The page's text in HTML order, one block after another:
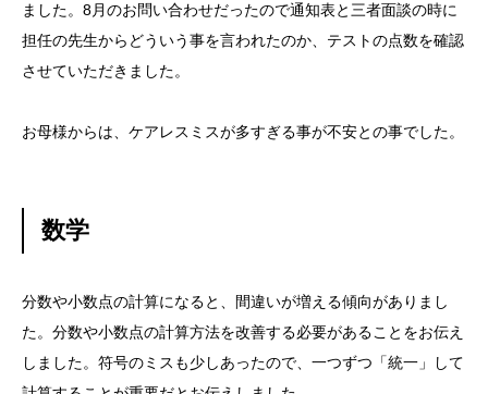
ました。8月のお問い合わせだったので通知表と三者面談の時に
担任の先生からどういう事を言われたのか、テストの点数を確認
させていただきました。
お母様からは、ケアレスミスが多すぎる事が不安との事でした。
数学
分数や小数点の計算になると、間違いが増える傾向がありまし
た。分数や小数点の計算方法を改善する必要があることをお伝え
しました。符号のミスも少しあったので、一つずつ「統一」して